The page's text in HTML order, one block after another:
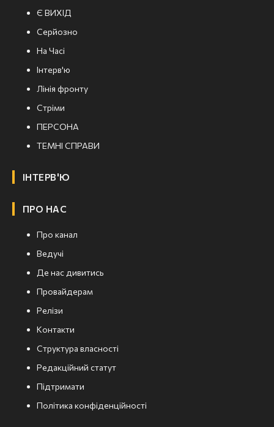
Є ВИХІД
Серйозно
На Часі
Інтерв'ю
Лінія фронту
Стріми
ПЕРСОНА
ТЕМНІ СПРАВИ
ІНТЕРВ'Ю
ПРО НАС
Про канал
Ведучі
Де нас дивитись
Провайдерам
Релізи
Контакти
Структура власності
Редакційний статут
Підтримати
Політика конфіденційності